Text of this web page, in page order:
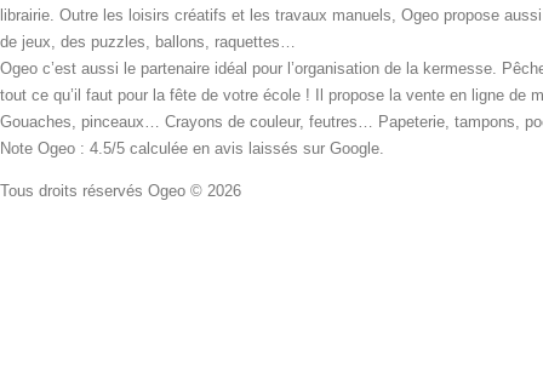
librairie. Outre les loisirs créatifs et les travaux manuels, Ogeo propose
de jeux, des puzzles, ballons, raquettes…
Ogeo c’est aussi le partenaire idéal pour l’organisation de la kermesse.
tout ce qu’il faut pour la fête de votre école ! Il propose la vente en ligne
Gouaches, pinceaux… Crayons de couleur, feutres… Papeterie, tampons,
Note Ogeo : 4.5/5 calculée en avis laissés sur Google.
Tous droits réservés Ogeo © 2026